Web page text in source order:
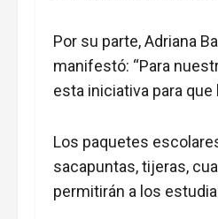
Por su parte, Adriana
manifestó: “Para
esta iniciativa para
Los paquetes
sacapuntas, tijeras,
permitirán a los